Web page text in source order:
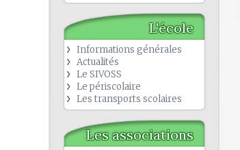
L'école
Informations générales
Actualités
Le SIVOSS
Le périscolaire
Les transports scolaires
Les associations